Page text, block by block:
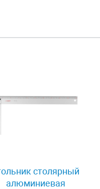
столярный
алюминиевая